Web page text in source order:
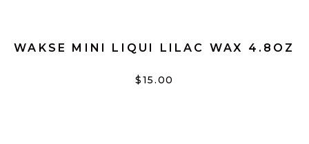
WAKSE MINI LIQUI LILAC WAX 4.8OZ
$15.00